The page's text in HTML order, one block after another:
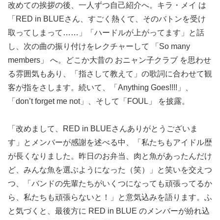
改めての挨拶の後、一人ずつ自己紹介へ。キラ・メイ は
「RED in BLUEさん、すごく熱くて、そのバトンを受け
取ってしまって……」「ハードルが上がってます」と話
し、次の曲の振り付けをレクチャーして 「So many
members」 へ。どこか大昔の おニャン子クラブ を思わせ
る雰囲気もあり、「指さして教えて」の歌詞に合わせて観
客が指をさします。続いて、「Anything Goes!!!!」、
「don’t forget me not」、そして「FOUL」 を披露。
「改めまして、RED in BLUEさんありがとうございま
す」とメンバーが感謝を述べる中、「私たちもアイドル歴
が長くなりました。昨日のお弁当、肉と魚があったんだけ
ど、みんな魚を選ぶようになった（笑）」と笑いを交えつ
つ、「バンドの先輩たちがいくつになっても頑張ってるか
ら、私たちも頑張らないと！」と意気込みを語ります。ふ
と気づくと、最後方に RED in BLUE のメンバーが紛れ込